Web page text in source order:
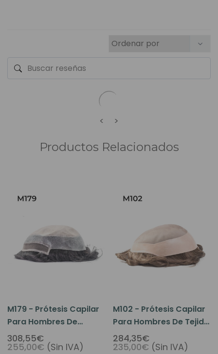
< >
Productos Relacionados
M179 - Prótesis Capilar
Para Hombres De
Micropiel Con Capa
Seda Monofilamento Y
308,55€
255,00€ (Sin IVA)
M102 - Prótesis Capilar
Para Hombres De Tejido
Monofilamento
284,35€
235,00€ (Sin IVA)